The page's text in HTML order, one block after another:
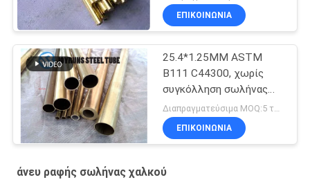
συγκόλληση JIS H3300
C4430T
ΕΠΙΚΟΙΝΩΝΊΑ
25.4*1.25MM ASTM
B111 C44300, χωρίς
συγκόλληση σωλήνας
χάλυβα άνθρακα
ορείχαλκου ναυαρχείου
ΕΠΙΚΟΙΝΩΝΊΑ
άνευ ραφής σωλήνας χαλκού